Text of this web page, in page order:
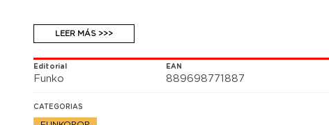
LEER MÁS >>>
Editorial
Funko
EAN
889698771887
CATEGORIAS